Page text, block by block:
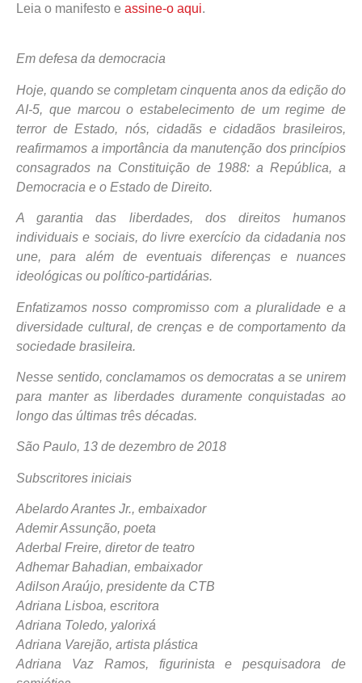
Leia o manifesto e assine-o aqui.
Em defesa da democracia
Hoje, quando se completam cinquenta anos da edição do
AI-5, que marcou o estabelecimento de um regime de
terror de Estado, nós, cidadãs e cidadãos brasileiros,
reafirmamos a importância da manutenção dos princípios
consagrados na Constituição de 1988: a República, a
Democracia e o Estado de Direito.
A garantia das liberdades, dos direitos humanos
individuais e sociais, do livre exercício da cidadania nos
une, para além de eventuais diferenças e nuances
ideológicas ou político-partidárias.
Enfatizamos nosso compromisso com a pluralidade e a
diversidade cultural, de crenças e de comportamento da
sociedade brasileira.
Nesse sentido, conclamamos os democratas a se unirem
para manter as liberdades duramente conquistadas ao
longo das últimas três décadas.
São Paulo, 13 de dezembro de 2018
Subscritores iniciais
Abelardo Arantes Jr., embaixador
Ademir Assunção, poeta
Aderbal Freire, diretor de teatro
Adhemar Bahadian, embaixador
Adilson Araújo, presidente da CTB
Adriana Lisboa, escritora
Adriana Toledo, yalorixá
Adriana Varejão, artista plástica
Adriana Vaz Ramos, figurinista e pesquisadora de